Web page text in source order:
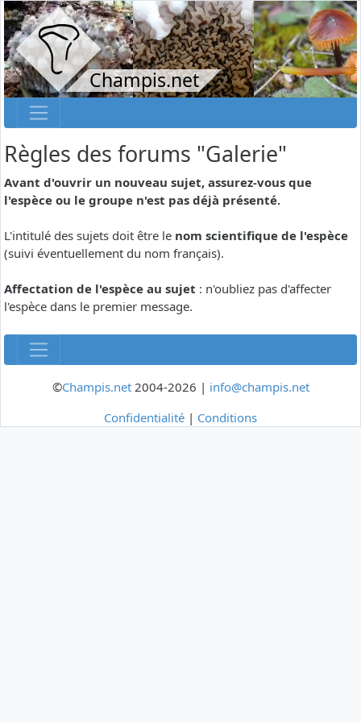
Champis.net
Règles des forums "Galerie"
Avant d'ouvrir un nouveau sujet, assurez-vous que
l'espèce ou le groupe n'est pas déjà présenté.
L'intitulé des sujets doit être le nom scientifique de l'espèce
(suivi éventuellement du nom français).
Affectation de l'espèce au sujet : n'oubliez pas d'affecter
l'espèce dans le premier message.
©Champis.net2004-2026 | info@champis.net
Confidentialité | Conditions